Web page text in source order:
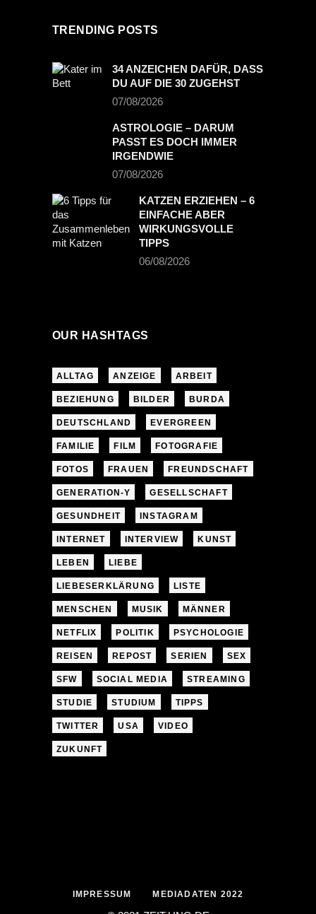
TRENDING POSTS
34 ANZEICHEN DAFÜR, DASS
DU AUF DIE 30 ZUGEHST
07/08/2026
ASTROLOGIE – DARUM
PASST ES DOCH IMMER
IRGENDWIE
07/08/2026
KATZEN ERZIEHEN – 6
EINFACHE ABER
WIRKUNGSVOLLE
TIPPS
06/08/2026
OUR HASHTAGS
ALLTAG ANZEIGE ARBEIT
BEZIEHUNG BILDER BURDA
DEUTSCHLAND EVERGREEN
FAMILIE FILM FOTOGRAFIE
FOTOS FRAUEN FREUNDSCHAFT
GENERATION-Y GESELLSCHAFT
GESUNDHEIT INSTAGRAM
INTERNET INTERVIEW KUNST
LEBEN LIEBE
LIEBESERKLÄRUNG LISTE
MENSCHEN MUSIK MÄNNER
NETFLIX POLITIK PSYCHOLOGIE
REISEN REPOST SERIEN SEX
SFW SOCIAL MEDIA STREAMING
STUDIE STUDIUM TIPPS
TWITTER USA VIDEO
ZUKUNFT
IMPRESSUM MEDIADATEN 2022